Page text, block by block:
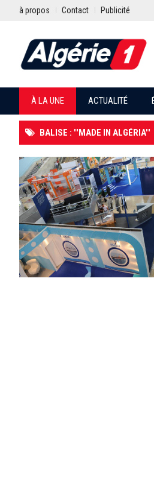
à propos Contact Publicité
À LA UNE ACTUALITÉ
BALISE : ''MADE IN ALGÉRIA''